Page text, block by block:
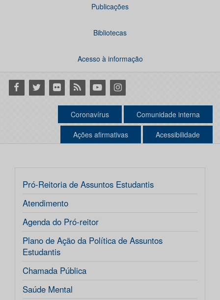
Publicações
Bibliotecas
Acesso à informação
Facebook
Twitter Flickr RSS YoutubeInstagram
Coronavírus Comunidade interna
Ações afirmativas Acessibilidade
Pró-Reitoria de Assuntos Estudantis
Atendimento
Agenda do Pró-reitor
Plano de Ação da Política de Assuntos
Estudantis
Chamada Pública
Saúde Mental